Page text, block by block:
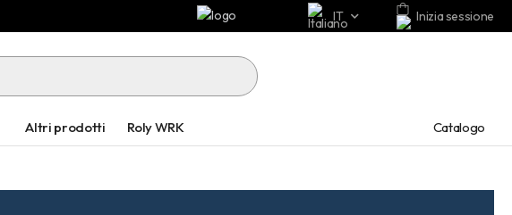
IT Inizia sessione
Altri prodotti Roly WRK Catalogo